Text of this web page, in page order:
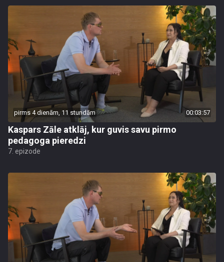
pirms 4 dienām, 11 stundām 00:03:57
Kaspars Zāle atklāj, kur guvis savu pirmo
pedagoga pieredzi
7. epizode